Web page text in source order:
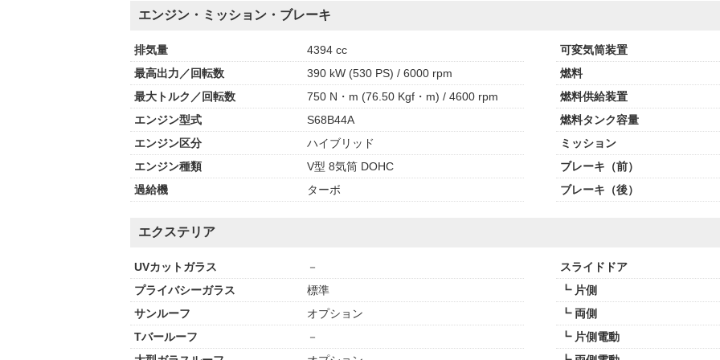
エンジン・ミッション・ブレーキ
排気量
4394 cc
最高出力／回転数
390 kW (530 PS) / 6000 rpm
最大トルク／回転数
750 N・m (76.50 Kgf・m) / 4600 rpm
エンジン型式
S68B44A
エンジン区分
ハイブリッド
エンジン種類
V型 8気筒 DOHC
過給機
ターボ
可変気筒装置
燃料
燃料供給装置
燃料タンク容量
ミッション
ブレーキ（前）
ブレーキ（後）
エクステリア
UVカットガラス
－
プライバシーガラス
標準
サンルーフ
オプション
Tバールーフ
－
スライドドア
┗ 片側
┗ 両側
┗ 片側電動